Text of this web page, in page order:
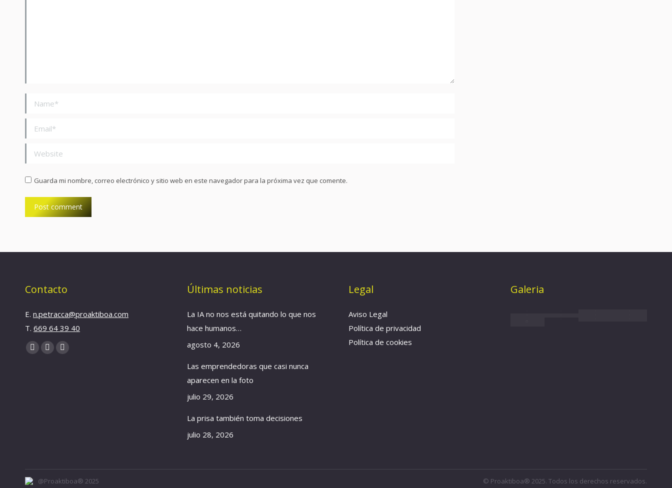
Name *
Email *
Website
Guarda mi nombre, correo electrónico y sitio web en este navegador para la próxima vez que comente.
Post comment
Contacto
E. n.petracca@proaktiboa.com
T. 669 64 39 40
Find us on:
YouTube
LinkedinInstagram
Últimas noticias
La IA no nos está quitando lo que nos
hace humanos…
agosto 4, 2026
Las emprendedoras que casi nunca
aparecen en la foto
julio 29, 2026
La prisa también toma decisiones
julio 28, 2026
Legal
Aviso Legal
Política de privacidad
Política de cookies
Galeria
@Proaktiboa® 2025 © Proaktiboa® 2025. Todos los derechos reservados.